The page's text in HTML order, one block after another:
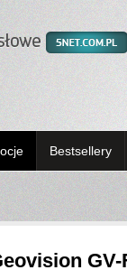
Bestsellery
GV-